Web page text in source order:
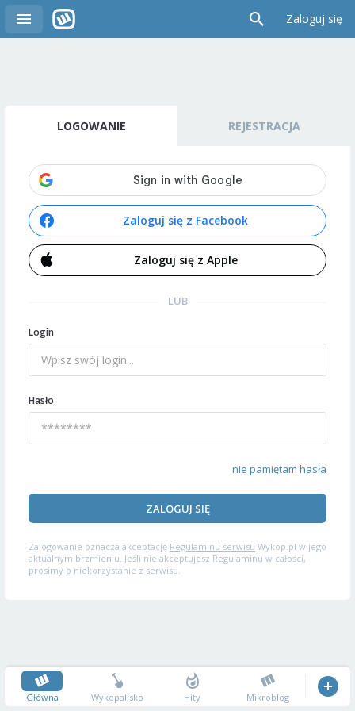
Zaloguj się
LOGOWANIE REJESTRACJA
Zaloguj się z Facebook
Zaloguj się z Apple
LUB
Login
Hasło
nie pamiętam hasła
ZALOGUJ SIĘ
Zalogowanie oznacza akceptację Regulaminu serwisu Wykop.pl w jego
aktualnym brzmieniu. Jeśli nie akceptujesz Regulaminu w całości,
prosimy o niekorzystanie z serwisu.
Główna Wykopalisko Hity Mikroblog